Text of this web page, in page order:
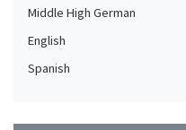
Middle High German
English
Spanish